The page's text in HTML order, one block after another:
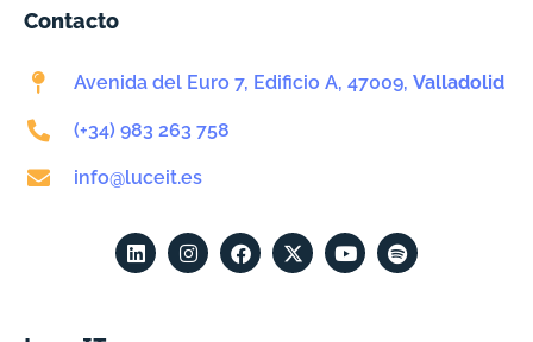
Contacto
Avenida del Euro 7, Edificio A, 47009, Valladolid
(+34) 983 263 758
info@luceit.es